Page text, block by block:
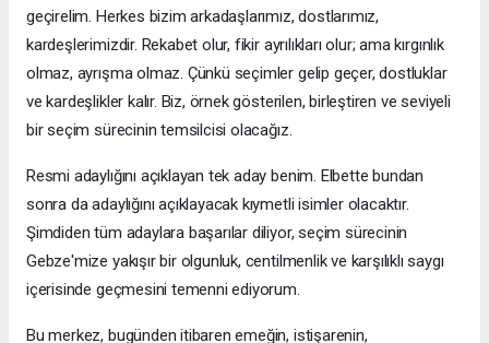
geçirelim. Herkes bizim arkadaşlarımız, dostlarımız,
kardeşlerimizdir. Rekabet olur, fikir ayrılıkları olur; ama kırgınlık
olmaz, ayrışma olmaz. Çünkü seçimler gelip geçer, dostluklar
ve kardeşlikler kalır. Biz, örnek gösterilen, birleştiren ve seviyeli
bir seçim sürecinin temsilcisi olacağız.
Resmi adaylığını açıklayan tek aday benim. Elbette bundan
sonra da adaylığını açıklayacak kıymetli isimler olacaktır.
Şimdiden tüm adaylara başarılar diliyor, seçim sürecinin
Gebze'mize yakışır bir olgunluk, centilmenlik ve karşılıklı saygı
içerisinde geçmesini temenni ediyorum.
Bu merkez, bugünden itibaren emeğin, istişarenin,